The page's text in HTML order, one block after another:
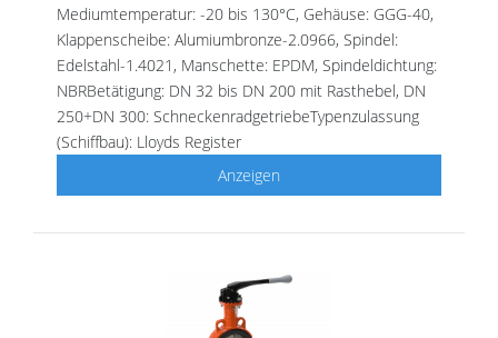
Mediumtemperatur: -20 bis 130°C, Gehäuse: GGG-40,
Klappenscheibe: Alumiumbronze-2.0966, Spindel:
Edelstahl-1.4021, Manschette: EPDM, Spindeldichtung:
NBRBetätigung: DN 32 bis DN 200 mit Rasthebel, DN
250+DN 300: SchneckenradgetriebeTypenzulassung
(Schiffbau): Lloyds Register
Anzeigen